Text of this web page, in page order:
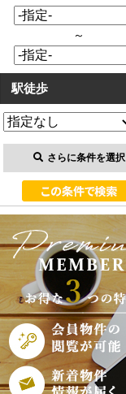
～
駅徒歩
さらに条件を選択